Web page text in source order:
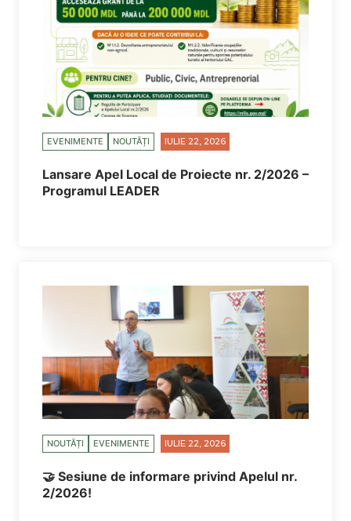
EVENIMENTE NOUTĂȚI IULIE 22, 2026
Lansare Apel Local de Proiecte nr. 2/2026 –
Programul LEADER
NOUTĂȚI EVENIMENTE IULIE 22, 2026
🤝 Sesiune de informare privind Apelul nr.
2/2026!